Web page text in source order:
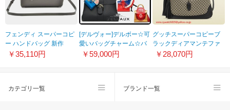
フェンディ スーパーコピ
ー ハンドバッグ 新作
2JOURS CARBONE
￥35,110円
[デルヴォー]デルボー☆可
愛いバッグチャーム☆バ
リエーション豊か
￥59,000円
グッチスーパーコピーブ
ラックディアマンテファ
ブリック246907 FAGKG
￥28,070円
カテゴリ一覧 ブランド一覧